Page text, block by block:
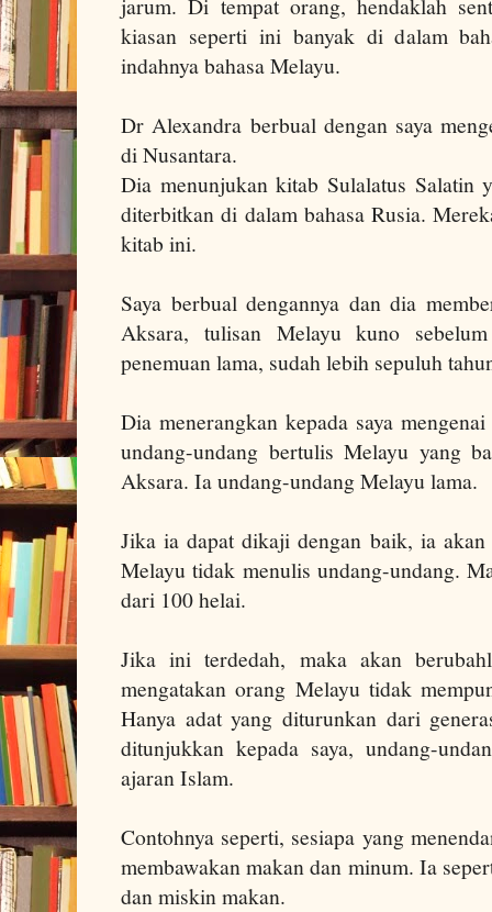
kiasan seperti ini banyak di dalam
indahnya bahasa Melayu.
Dr Alexandra berbual dengan saya
di Nusantara.
Dia menunjukan kitab Sulalatus Salatin
diterbitkan di dalam bahasa Rusia.
kitab ini.
Saya berbual dengannya dan dia
Aksara, tulisan Melayu kuno
penemuan lama, sudah lebih sepuluh
Dia menerangkan kepada saya
undang-undang bertulis Melayu yang
Aksara. Ia undang-undang Melayu lama.
Jika ia dapat dikaji dengan baik, ia akan
Melayu tidak menulis undang-undang.
dari 100 helai.
Jika ini terdedah, maka akan
mengatakan orang Melayu tidak
Hanya adat yang diturunkan dari
ditunjukkan kepada saya, undang-
ajaran Islam.
Contohnya seperti, sesiapa yang
membawakan makan dan minum. Ia
dan miskin makan.